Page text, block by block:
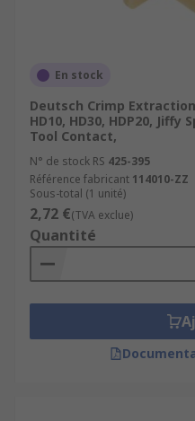
En stock
Deutsch Crimp Extraction
HD10, HD30, HDP20,
Tool Contact,
N° de stock RS 425-395
Référence fabricant 114010-ZZ
Sous-total (1 unité)
2,72 €(TVA exclue)
Quantité